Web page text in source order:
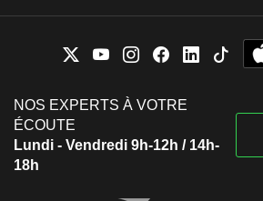
NOS EXPERTS À VOTRE
ÉCOUTE
Lundi - Vendredi 9h-12h / 14h-
18h